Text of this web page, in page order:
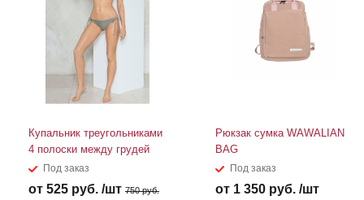
Купальник треугольниками
4 полоски между грудей
Под заказ
от 525 руб. /шт 750 руб.
Рюкзак сумка WAWALIAN
BAG
Под заказ
от 1 350 руб. /шт